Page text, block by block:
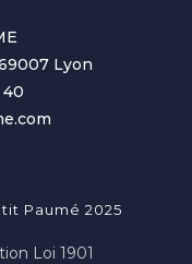
Lyon
40
Paumé 2025
Loi 1901